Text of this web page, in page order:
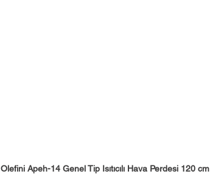
Olefini Apeh-14 Genel Tip Isıtıcılı Hava Perdesi 120 cm